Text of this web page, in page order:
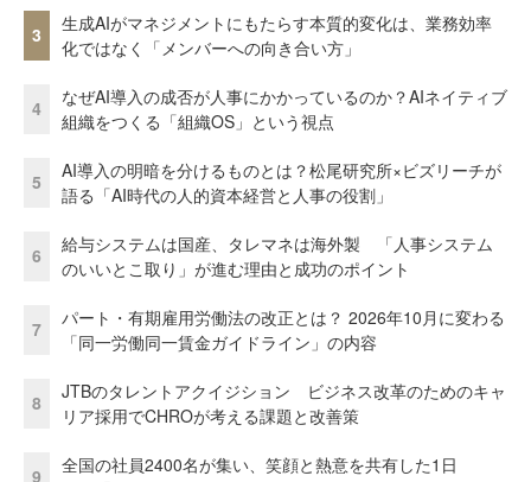
3
生成AIがマネジメントにもたらす本質的変化は、業務効率
化ではなく「メンバーへの向き合い方」
4
なぜAI導入の成否が人事にかかっているのか？AIネイティブ
組織をつくる「組織OS」という視点
5
AI導入の明暗を分けるものとは？松尾研究所×ビズリーチが
語る「AI時代の人的資本経営と人事の役割」
6
給与システムは国産、タレマネは海外製 「人事システム
のいいとこ取り」が進む理由と成功のポイント
7
パート・有期雇用労働法の改正とは？ 2026年10月に変わる
「同一労働同一賃金ガイドライン」の内容
8
JTBのタレントアクイジション ビジネス改革のためのキャ
リア採用でCHROが考える課題と改善策
9
全国の社員2400名が集い、笑顔と熱意を共有した1日